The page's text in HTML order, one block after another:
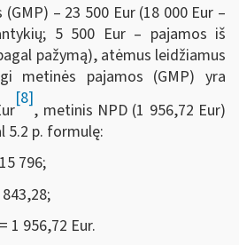
– 23 500 Eur (18 000 Eur –
5 500 Eur – pajamos iš
pažymą), atėmus leidžiamus
metinės pajamos (GMP) yra
[8]
, metinis NPD (1 956,72 Eur)
5.2 p. formulę:
796;
1 956,72 Eur.